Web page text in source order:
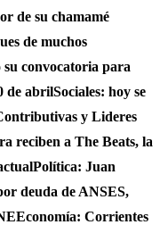
de su chamamé
de muchos
convocatoria para
de abrilSociales: hoy se
y Lideres
reciben a The Beats, la
Política: Juan
deuda de ANSES,
Economía: Corrientes